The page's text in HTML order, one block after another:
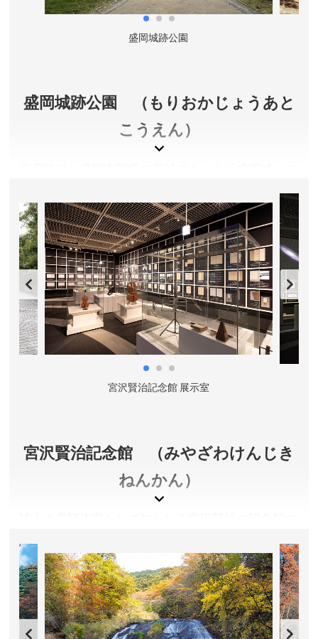
開館時間／4月～10月 9:00～19:00、11月～3月 9:00～
18:00 ※2階展示室への入場受付は閉館30分前まで
休館日／毎月第3火曜日、年末年始(12月31日・1月1日)
または盛岡都心循環バス(でんでんむし・左回り)で約10
所在地／岩手県盛岡市内丸1番50号
お問い合わせ／019-681-2100
盛岡城跡公園
盛岡城跡公園 （もりおかじょうあと
こうえん）
４０年の年月をかけて築城されたため、積まれた時
期によって異なる多様な石垣がみられます。本丸な
ど城の主要部分を「総石垣」で巡らせた、東北では
あまり類を見ない城であり「東北三名城」の一つで
す。また、「日本の名城１００選」や「日本の歴史
公園１００選」にも選ばれています。
「不来方の お城の草に 寝ころびて 空に吸はれ
し 十五の心」の歌に詠まれているように、石川啄
木も学生時代をこの公園で過ごしたほか、宮沢賢治
や新渡戸稲造の文学碑が各所に建立されており、岩
雄大な石垣とのコントラストが美しく、多くの人が
定休日／無休
アクセス／JR盛岡駅より徒歩約15分。バスで約6分。
所在地／岩手県盛岡市内丸1-37
お問い合わせ／019-639-9057(盛岡市公園みどり課)
宮沢賢治記念館 展示室
宮沢賢治記念館 （みやざわけんじき
ねんかん）
や原稿、関連資料などから解説とともに展示紹介し
ています。イーハトーブの世界を宮沢賢治記念館
で、ぜひ感じとってください。
岩手県花巻市